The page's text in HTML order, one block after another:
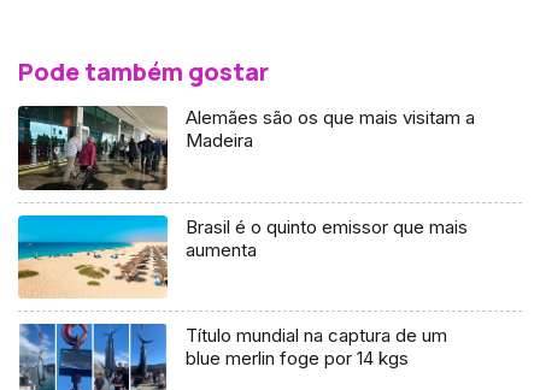
Pode também gostar
Alemães são os que mais visitam a
Madeira
Brasil é o quinto emissor que mais
aumenta
Título mundial na captura de um
blue merlin foge por 14 kgs